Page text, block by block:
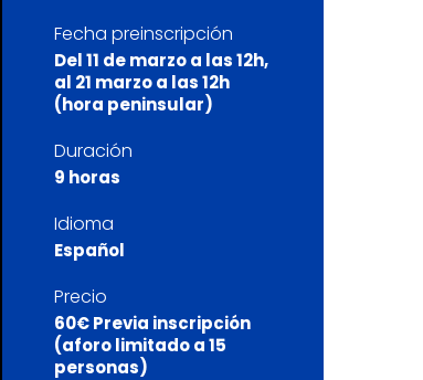
Fecha preinscripción
Del 11 de marzo a las 12h,
al 21 marzo a las 12h
(hora peninsular)
Duración
9 horas
Idioma
Español
Precio
60€ Previa inscripción
(aforo limitado a 15
personas)